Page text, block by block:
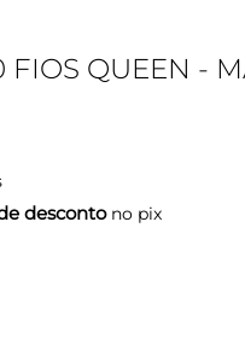
FIOS QUEEN -
descontono pix